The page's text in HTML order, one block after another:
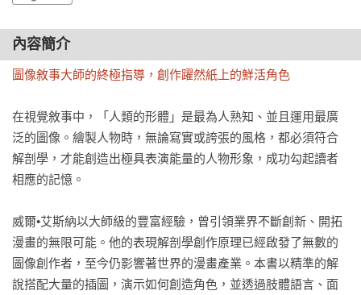
內容簡介
圖像敘事大師的終極指導，創作躍然紙上的鮮活角色
在視覺敘事中，「人類的形體」是最為人熟知、並且運用最廣
泛的圖像。繪製人物時，無論寫實或誇張的風格，都必須符合
解剖學，才能創造出極具表演能量的人物形象，成功勾起讀者
相應的記憶。
威爾•艾斯納以大師級的豐富經驗，曾引領業界不斷創新、開拓
漫畫的無限可能。他的表現解剖學創作原理已經啟發了無數的
圖像創作者，至今仍影響著世界的漫畫產業。本書以精準的解
說搭配大量的插圖，演示如何創造角色，並透過肢體語言、面